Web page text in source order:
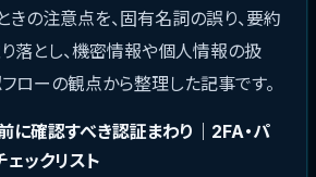
の注意点を、固有名詞の誤り、要約
落とし、機密情報や個人情報の扱
ローの観点から整理した記事です。
に確認すべき認証まわり｜2FA・パ
ックリスト